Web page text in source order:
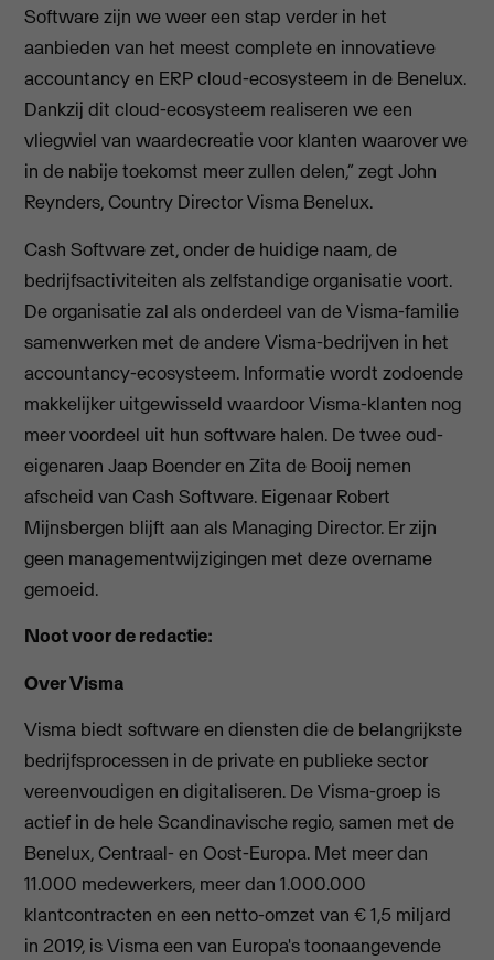
Software zijn we weer een stap verder in het
aanbieden van het meest complete en innovatieve
accountancy en ERP cloud-ecosysteem in de Benelux.
Dankzij dit cloud-ecosysteem realiseren we een
vliegwiel van waardecreatie voor klanten waarover we
in de nabije toekomst meer zullen delen,” zegt John
Reynders, Country Director Visma Benelux.
Cash Software zet, onder de huidige naam, de
bedrijfsactiviteiten als zelfstandige organisatie voort.
De organisatie zal als onderdeel van de Visma-familie
samenwerken met de andere Visma-bedrijven in het
accountancy-ecosysteem. Informatie wordt zodoende
makkelijker uitgewisseld waardoor Visma-klanten nog
meer voordeel uit hun software halen. De twee oud-
eigenaren Jaap Boender en Zita de Booij nemen
afscheid van Cash Software. Eigenaar Robert
Mijnsbergen blijft aan als Managing Director. Er zijn
geen managementwijzigingen met deze overname
gemoeid.
Noot voor de redactie:
Over Visma
Visma biedt software en diensten die de belangrijkste
bedrijfsprocessen in de private en publieke sector
vereenvoudigen en digitaliseren. De Visma-groep is
actief in de hele Scandinavische regio, samen met de
Benelux, Centraal- en Oost-Europa. Met meer dan
11.000 medewerkers, meer dan 1.000.000
klantcontracten en een netto-omzet van € 1,5 miljard
in 2019, is Visma een van Europa's toonaangevende